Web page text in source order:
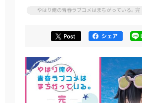
やはり俺の青春ラブコメはまちがっている。完